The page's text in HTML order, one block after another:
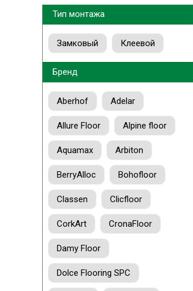
Тип монтажа
Замковый Клеевой
Бренд
Aberhof Adelar
Allure Floor Alpine floor
Aquamax Arbiton
BerryAlloc Bohofloor
Classen Clicfloor
CorkArt CronaFloor
Damy Floor
Dolce Flooring SPC